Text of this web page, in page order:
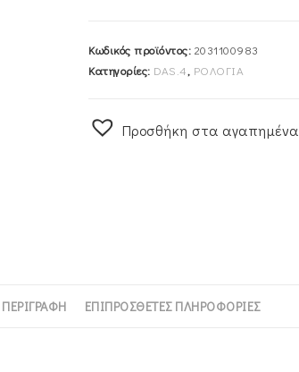
Κωδικός προϊόντος: 2031100983
Κατηγορίες: DAS.4, ΡΟΛΟΓΙΑ
Προσθήκη στα αγαπημένα
ΠΕΡΙΓΡΑΦΉ ΕΠΙΠΡΌΣΘΕΤΕΣ ΠΛΗΡΟΦΟΡΊΕΣ